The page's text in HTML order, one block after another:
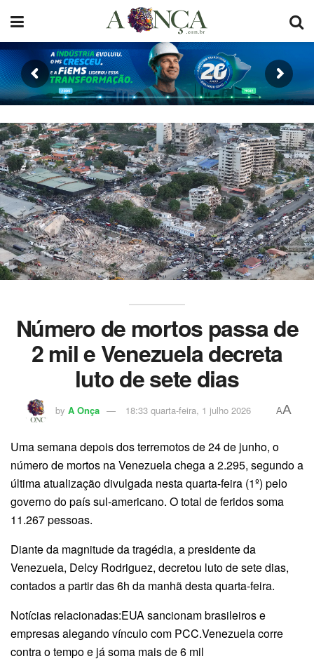
Número de mortos passa de
2 mil e Venezuela decreta
luto de sete dias
by A Onça 18:33 quarta-feira, 1 julho 2026 AA
Uma semana depois dos terremotos de 24 de junho, o
número de mortos na Venezuela chega a 2.295, segundo a
última atualização divulgada nesta quarta-feira (1º) pelo
governo do país sul-americano. O total de feridos soma
11.267 pessoas.
Diante da magnitude da tragédia, a presidente da
Venezuela, Delcy Rodriguez, decretou luto de sete dias,
contados a partir das 6h da manhã desta quarta-feira.
Notícias relacionadas:EUA sancionam brasileiros e
empresas alegando vínculo com PCC.Venezuela corre
contra o tempo e já soma mais de 6 mil